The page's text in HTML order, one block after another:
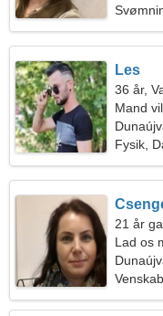
Les
36 år,
Mand
Fysik,
21 år
Lad os
Venskab